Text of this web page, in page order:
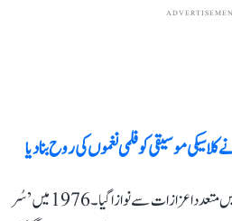
موسیقی کو فلمی نغموں کی روح بنا دیا
ان کی فنی خدمات کے اعتراف میں انہیں متعدد اعزازات سے نوازا گیا۔ 1976 میں ’سُر